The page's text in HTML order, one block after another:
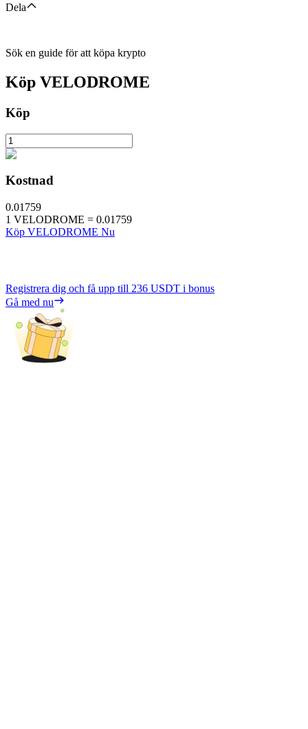
Dela
Sök en guide för att köpa krypto
Köp VELODROME
Köp
Kostnad
0.01759
1 VELODROME = 0.01759
Köp VELODROME Nu
Registrera dig och få upp till 236 USDT i bonus
Gå med nu